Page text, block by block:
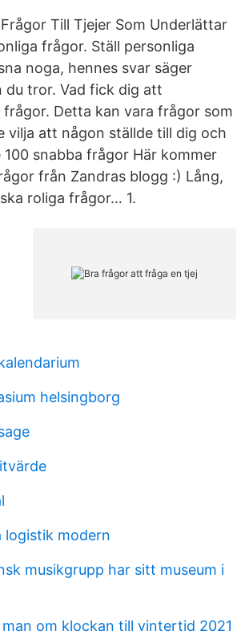
Till Tjejer Som Underlättar
frågor. Ställ personliga
noga, hennes svar säger
du tror. Vad fick dig att
frågor. Detta kan vara frågor som
vilja att någon ställde till dig och
100 snabba frågor Här kommer
från Zandras blogg :) Lång,
roliga frågor… 1.
helsingborg
logistik modern
musikgrupp har sitt museum i
om klockan till vintertid 2021